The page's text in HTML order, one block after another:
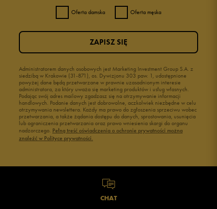
Oferta damska Oferta męska
Administratorem danych osobowych jest Marketing Investment Group S.A. z
siedzibą w Krakowie (31-871), os. Dywizjonu 303 paw. 1, udostępnione
powyżej dane będą przetwarzane w prawnie uzasadnionym interesie
administratora, za który uważa się marketing produktów i usług własnych.
Podając swój adres mailowy zgadzasz się na otrzymywanie informacji
handlowych. Podanie danych jest dobrowolne, aczkolwiek niezbędne w celu
otrzymywania newslettera. Każdy ma prawo do zgłoszenia sprzeciwu wobec
przetwarzania, a także żądania dostępu do danych, sprostowania, usunięcia
lub ograniczenia przetwarzania oraz prawo wniesienia skargi do organu
nadzorczego. Pełną treść oświadczenia o ochronie prywatności można
znaleźć w Polityce prywatności.
ZAPISZ SIĘ
CHAT